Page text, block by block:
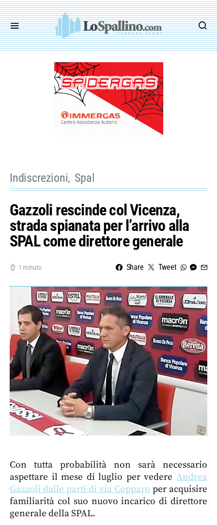
Indiscrezioni Spal
Gazzoli rescinde col Vicenza,
strada spianata per l’arrivo alla
SPAL come direttore generale
1 minuto Share Tweet
Con tutta probabilità non sarà necessario
aspettare il mese di luglio per vedere Andrea
Gazzoli dalle parti di via Copparo per acquisire
familiarità col suo nuovo incarico di direttore
generale della SPAL.